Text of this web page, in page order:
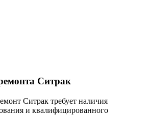
Ситрак
Ситрак требует наличия
и квалифицированного